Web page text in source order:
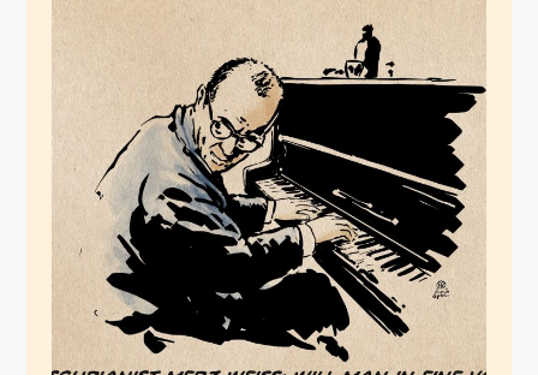
Stammtischpianist
März 23, 2024